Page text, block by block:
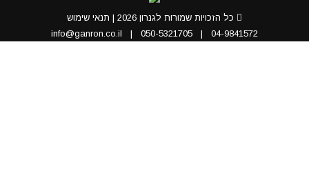
כל הזכויות שמורות לגנרון 2026 |
תנאי שימוש
04-9841572
|
050-5321705
|
info@ganron.co.il